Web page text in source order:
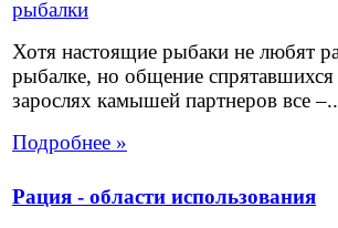
Хотя настоящие рыбаки не любят
рыбалке, но общение спрятавшихся
зарослях камышей партнеров все
Подробнее »
Рация - области использования